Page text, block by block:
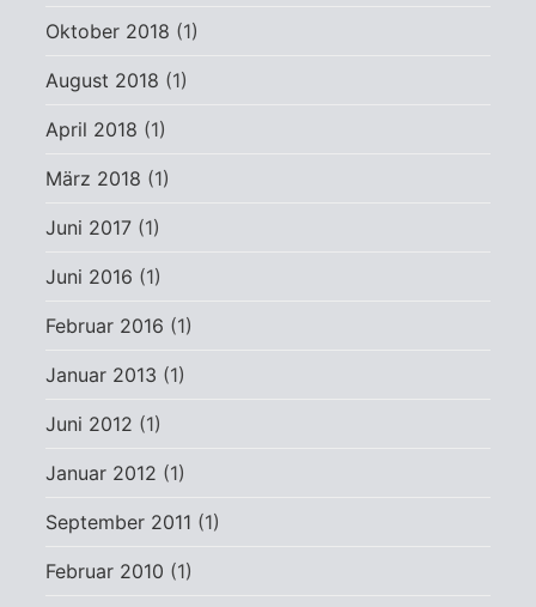
Oktober 2018 (1)
August 2018 (1)
April 2018 (1)
März 2018 (1)
Juni 2017 (1)
Juni 2016 (1)
Februar 2016 (1)
Januar 2013 (1)
Juni 2012 (1)
Januar 2012 (1)
September 2011 (1)
Februar 2010 (1)